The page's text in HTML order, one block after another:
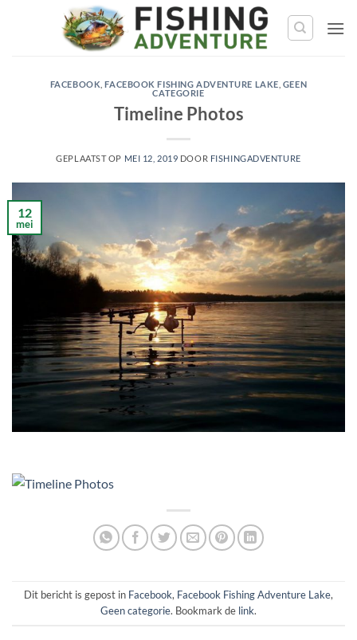
FACEBOOK ,FACEBOOK FISHING ADVENTURE LAKE GEEN
CATEGORIE
Timeline Photos
GEPLAATST OP MEI 12, 2019 DOOR FISHINGADVENTURE
12
mei
Dit bericht is gepost in Facebook, Facebook Fishing Adventure Lake,
Geen categorie. Bookmark de link.